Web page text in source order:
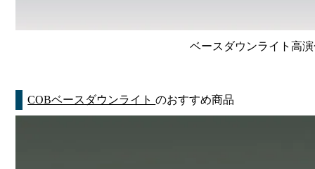
ベースダウンライト高
COBベースダウンライトのおすすめ商品